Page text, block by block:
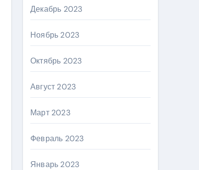
Декабрь 2023
Ноябрь 2023
Октябрь 2023
Август 2023
Март 2023
Февраль 2023
Январь 2023